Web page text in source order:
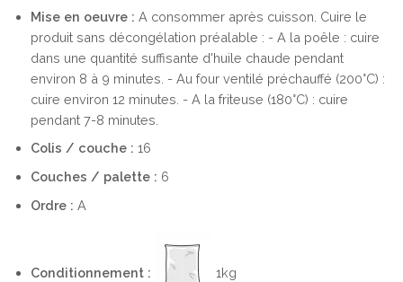
Mise en oeuvre : A consommer après cuisson. Cuire le
produit sans décongélation préalable : - A la poêle : cuire
dans une quantité suffisante d'huile chaude pendant
environ 8 à 9 minutes. - Au four ventilé préchauffé (200°C) :
cuire environ 12 minutes. - A la friteuse (180°C) : cuire
pendant 7-8 minutes.
Colis / couche : 16
Couches / palette : 6
Ordre : A
Conditionnement : 1kg